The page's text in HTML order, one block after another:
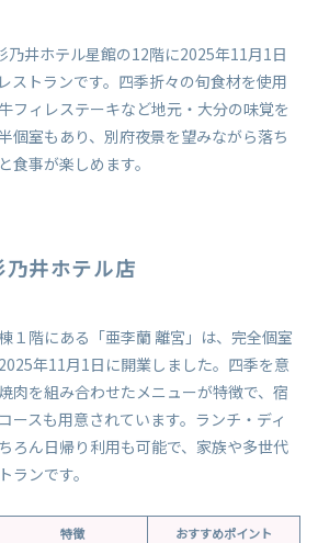
乃井ホテル星館の12階に2025年11月1日
ストランです。四季折々の旬食材を使用
フィレステーキなど地元・大分の味覚を
個室もあり、別府夜景を望みながら落ち
食事が楽しめます。
井ホテル店
１階にある「亜李蘭 離宮」は、完全個室
年11月1日に開業しました。四季を意
肉を組み合わせたメニューが特徴で、宿
ースも用意されています。ランチ・ディ
ろん日帰り利用も可能で、家族や多世代
ランです。
特徴 おすすめポイント